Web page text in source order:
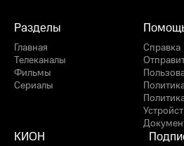
Разделы
Главная
Телеканалы
Фильмы
Сериалы
Справка
КИОН